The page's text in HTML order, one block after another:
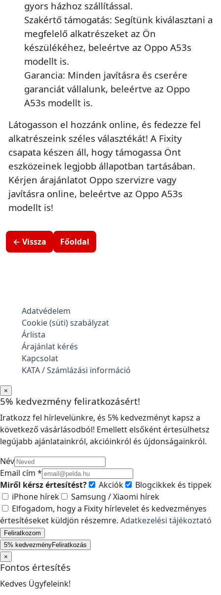
gyors házhoz szállítással.
Szakértő támogatás: Segítünk kiválasztani a
megfelelő alkatrészeket az Ön
készülékéhez, beleértve az Oppo A53s
modellt is.
Garancia: Minden javításra és cserére
garanciát vállalunk, beleértve az Oppo
A53s modellt is.
Látogasson el hozzánk online, és fedezze fel
alkatrészeink széles választékát! A Fixity
csapata készen áll, hogy támogassa Önt
eszközeinek legjobb állapotban tartásában.
Kérjen árajánlatot Oppo szervizre vagy
javításra online, beleértve az Oppo A53s
modellt is!
← Vissza Főoldal
Adatvédelem
Cookie (süti) szabályzat
Árlista
Árajánlat kérés
Kapcsolat
KATA / Számlázási információ
×
5% kedvezmény feliratkozásért!
Iratkozz fel hírlevelünkre, és 5% kedvezményt kapsz a
következő vásárlásodból! Emellett elsőként értesülhetsz
legújabb ajánlatainkról, akcióinkról és újdonságainkról.
Név
Email cím *
Miről kérsz értesítést?
Akciók
Blogcikkek és tippek
iPhone hírek
Samsung / Xiaomi hírek
Elfogadom, hogy a Fixity hírlevelet és kedvezményes
értesítéseket küldjön részemre. Adatkezelési tájékoztató
Feliratkozom
5% kedvezményFeliratkozás
×
Fontos értesítés
Kedves Ügyfeleink!